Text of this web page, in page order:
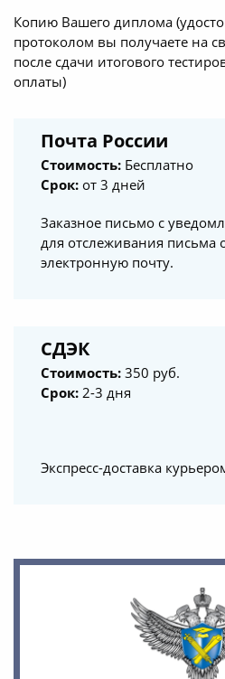
Копию Вашего диплома
протоколом вы получаете на
после сдачи итогового
оплаты)
Почта России
Стоимость: Бесплатно
Срок: от 3 дней
Заказное письмо с
для отслеживания письма
электронную почту.
СДЭК
Стоимость: 350 руб.
Срок: 2-3 дня
Экспресс-доставка